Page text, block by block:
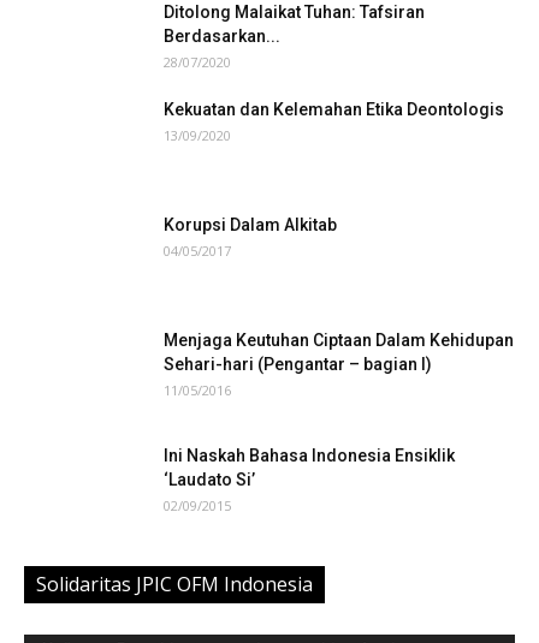
Ditolong Malaikat Tuhan: Tafsiran
Berdasarkan...
28/07/2020
Kekuatan dan Kelemahan Etika Deontologis
13/09/2020
Korupsi Dalam Alkitab
04/05/2017
Menjaga Keutuhan Ciptaan Dalam Kehidupan
Sehari-hari (Pengantar – bagian I)
11/05/2016
Ini Naskah Bahasa Indonesia Ensiklik
‘Laudato Si’
02/09/2015
Solidaritas JPIC OFM Indonesia